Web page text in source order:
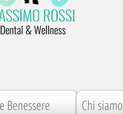
Benessere Chi siamo